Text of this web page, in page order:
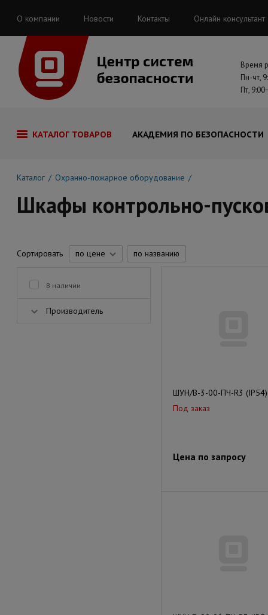
О компании Новости Контакты Онлайн консультант
Время
Пн-чт,
Пт,
КАТАЛОГ ТОВАРОВ АКАДЕМИЯ ПО БЕЗОПАСНОСТИ
Каталог Охранно-пожарное оборудование
Шкафы контрольно-
Сортировать по цене по названию
В наличии
Производитель
ШУН/В-3-00-ПЧ-R3 (IP54)
Под заказ
Цена по запросу